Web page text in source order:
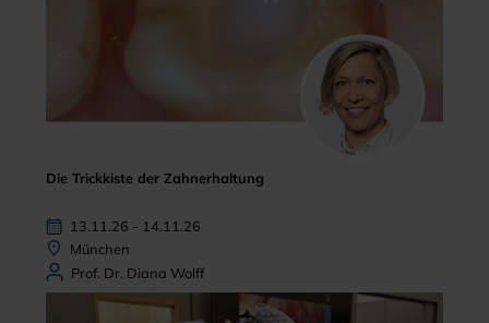
Die Trickkiste der Zahnerhaltung
13.11.26 - 14.11.26
München
Prof. Dr. Diana Wolff